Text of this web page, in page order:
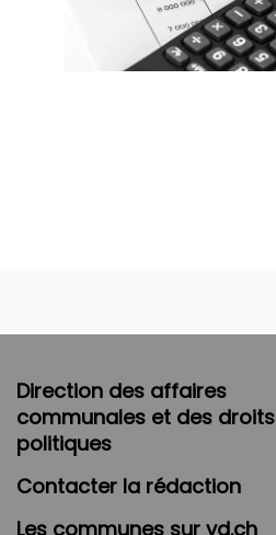
Direction des affaires
communales et des droits
politiques
Contacter la rédaction
Les communes sur vd.ch